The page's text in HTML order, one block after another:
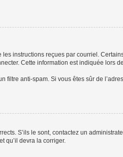
instructions reçues par courriel.
Cette information est indiquée lors
anti-spam. Si vous êtes sûr de
S’ils le sont, contactez un
qu’il devra la corriger.